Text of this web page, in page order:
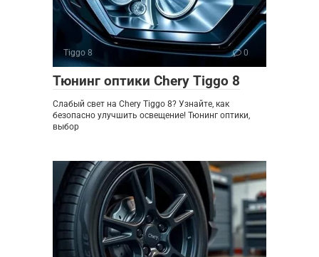
Tiggo 8 0
Тюнинг оптики Chery Tiggo 8
Слабый свет на Chery Tiggo 8? Узнайте, как
безопасно улучшить освещение! Тюнинг оптики,
выбор